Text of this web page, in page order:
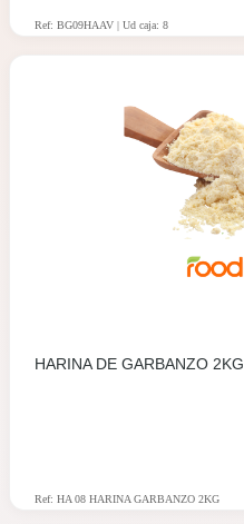
Ref: BG09HAAV | Ud caja: 8
HARINA DE GARBANZO 2KG
Ref: HA 08 HARINA GARBANZO 2KG